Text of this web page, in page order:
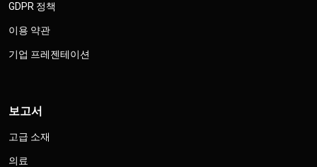
GDPR 정책
이용 약관
기업 프레젠테이션
보고서
고급 소재
의료